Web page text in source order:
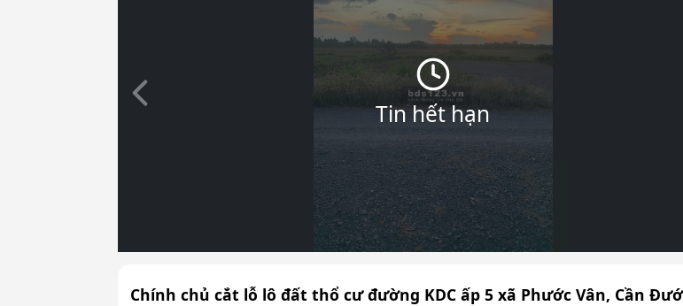
Tin hết hạn
Slide trước
Chính chủ cắt lỗ lô đất thổ cư đường KDC ấp 5 xã Phước Vân, Cần